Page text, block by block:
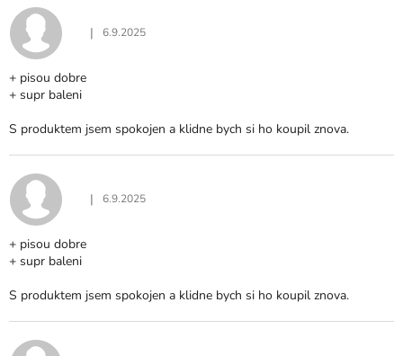
Hodnocení produktu je 5 z 5 hvězdiček.
| 6.9.2025
+ pisou dobre
+ supr baleni
S produktem jsem spokojen a klidne bych si ho koupil znova.
Hodnocení produktu je 5 z 5 hvězdiček.
| 6.9.2025
+ pisou dobre
+ supr baleni
S produktem jsem spokojen a klidne bych si ho koupil znova.